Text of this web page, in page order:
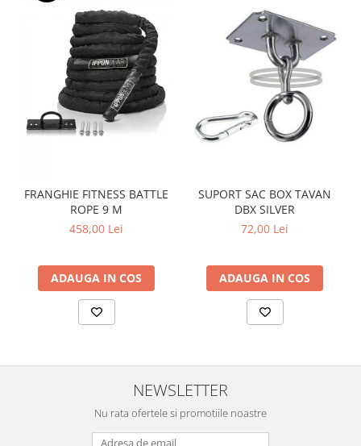
FRANGHIE FITNESS BATTLE
ROPE 9 M
458,00 Lei
ADAUGA IN COS
SUPORT SAC BOX TAVAN
DBX SILVER
72,00 Lei
ADAUGA IN COS
NEWSLETTER
Nu rata ofertele si promotiile noastre